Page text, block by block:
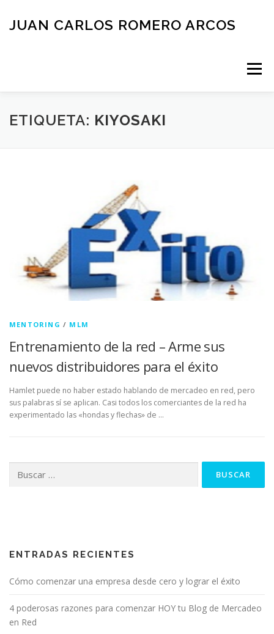
contenido
JUAN CARLOS ROMERO ARCOS
Menú
INICIO QUIEN SOY BLOG
ETIQUETA: KIYOSAKI
MENTORING / MLM
Entrenamiento de la red – Arme sus
nuevos distribuidores para el éxito
Hamlet puede no haber estado hablando de mercadeo en red, pero
sus palabras sí se aplican. Casi todos los comerciantes de la red ha
experimentado las «hondas y flechas» de …
ENTRADAS RECIENTES
Cómo comenzar una empresa desde cero y lograr el éxito
4 poderosas razones para comenzar HOY tu Blog de Mercadeo
en Red